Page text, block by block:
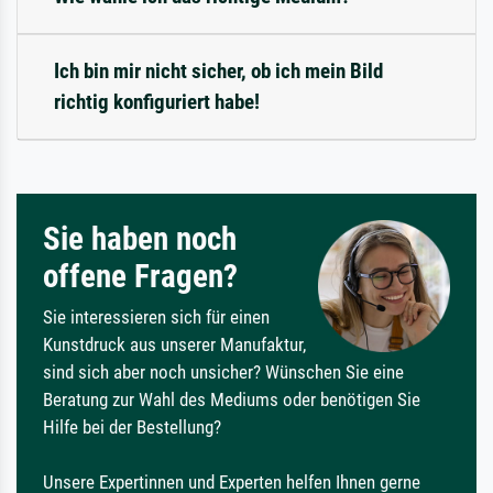
Ich bin mir nicht sicher, ob ich mein Bild
richtig konfiguriert habe!
Sie haben noch
offene Fragen?
Sie interessieren sich für einen
Kunstdruck aus unserer Manufaktur,
sind sich aber noch unsicher? Wünschen Sie eine
Beratung zur Wahl des Mediums oder benötigen Sie
Hilfe bei der Bestellung?
Unsere Expertinnen und Experten helfen Ihnen gerne